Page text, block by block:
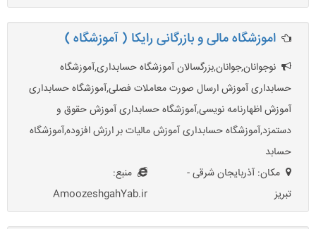
اموزشگاه مالی و بازرگانی رایکا ( آموزشگاه )
نوجوانان,جوانان,بزرگسالان آموزشگاه حسابداری,آموزشگاه
حسابداری آموزش ارسال صورت معاملات فصلی,آموزشگاه حسابداری
آموزش اظهارنامه نویسی,آموزشگاه حسابداری آموزش حقوق و
دستمزد,آموزشگاه حسابداری آموزش مالیات بر ارزش افزوده,آموزشگاه
حسابد
مکان: آذربایجان شرقی -
تبریز
منبع:
AmoozeshgahYab.ir